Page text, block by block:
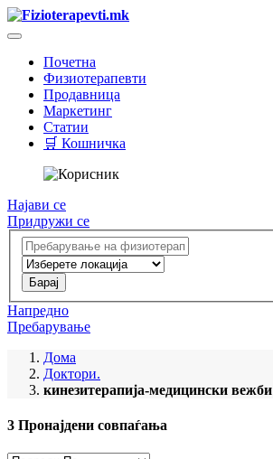
Почетна
Физиотерапевти
Продавница
Маркетинг
Статии
🛒 Кошничка
Најави се
Придружи се
Напредно
Пребарување
Дома
Доктори.
кинезитерапија-медицински вежби
3 Пронајдени совпаѓања